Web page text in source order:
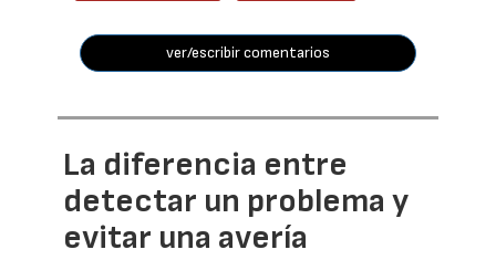
ver/escribir comentarios
La diferencia entre
detectar un problema y
evitar una avería